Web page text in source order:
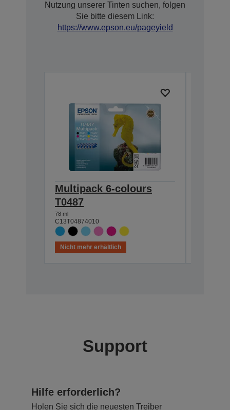
Nutzung unserer Tinten suchen, folgen
Sie bitte diesem Link:
https://www.epson.eu/pageyield
Multipack 6-colours
T0487
78 ml
C13T04874010
Nicht mehr erhältlich
Support
Hilfe erforderlich?
Holen Sie sich die neuesten Treiber